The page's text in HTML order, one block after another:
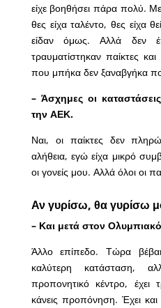
είχε βοηθήσει πάρα πολύ.
θες είχα ταλέντο, θες είχα
είδαν όμως. Αλλά δεν
τραυματίστηκαν παίκτες
που μπήκα δεν ξαναβγήκα
– Άσχημες οι
την ΑΕΚ.
Ναι, οι παίκτες δεν
αλήθεια, εγώ είχα μικρό
οι γονείς μου. Αλλά όλοι οι
Αν γυρίσω, θα γυρίσω
– Και μετά στον
Άλλο επίπεδο. Τώρα
καλύτερη κατάσταση,
προπονητικό κέντρο, έχει
κάνεις προπόνηση. Έχει